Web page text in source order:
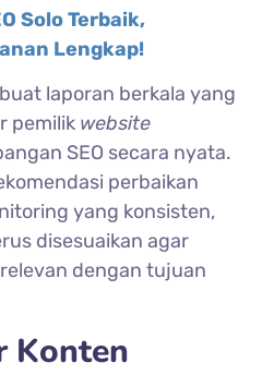
Solo Terbaik,
Lengkap!
laporan berkala yang
pemilik website
SEO secara nyata.
perbaikan
yang konsisten,
disesuaikan agar
dengan tujuan
Konten